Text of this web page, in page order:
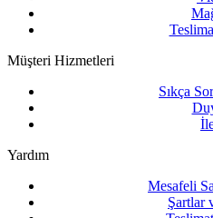
Müşteri Hizmetleri
Sıkça
Yardım
Mesafeli
Şartlar